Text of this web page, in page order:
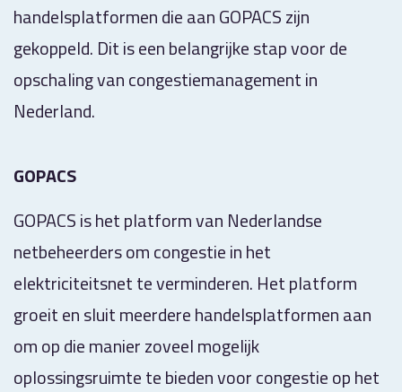
handelsplatformen die aan GOPACS zijn
gekoppeld. Dit is een belangrijke stap voor de
opschaling van congestiemanagement in
Nederland.
GOPACS
GOPACS is het platform van Nederlandse
netbeheerders om congestie in het
elektriciteitsnet te verminderen. Het platform
groeit en sluit meerdere handelsplatformen aan
om op die manier zoveel mogelijk
oplossingsruimte te bieden voor congestie op het